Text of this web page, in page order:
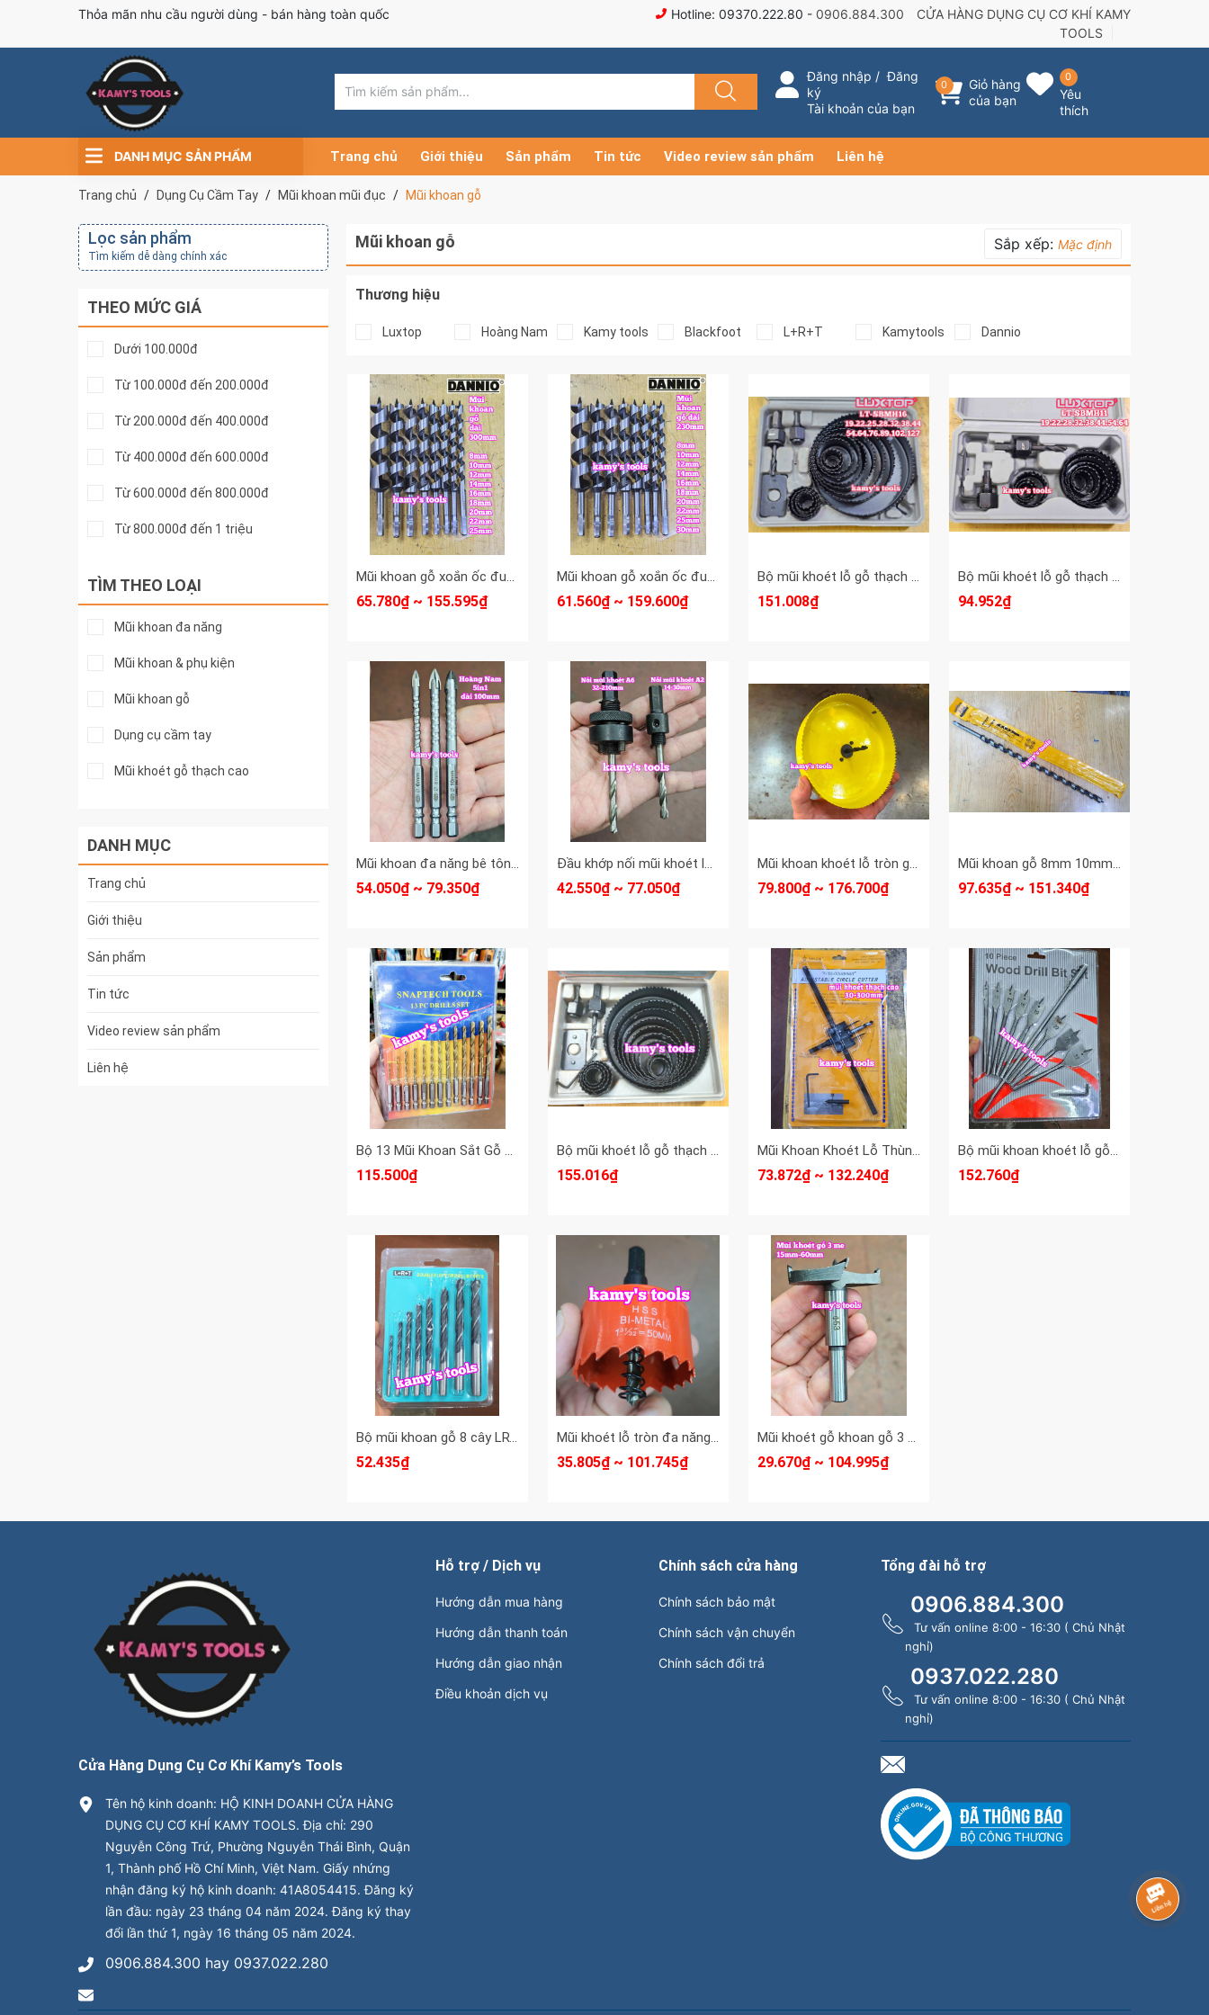
Thỏa mãn nhu cầu người dùng - bán hàng toàn quốc Hotline: 09370.222.80 - 0906.884.300
CỬA HÀNG DỤNG CỤ CƠ KHÍ KAMY
TOOLS
Đăng nhập /Đăng
ký
Tài khoản của bạn
0
Giỏ hàng
của bạn
0
Yêu
thích
DANH MỤC SẢN PHẨM Trang chủ Giới thiệu Sản phẩm Tin tức Video review sản phẩm Liên hệ
Trang chủ Dụng Cụ Cầm Tay Mũi khoan mũi đục Mũi khoan gỗ
Lọc sản phẩm
Tìm kiếm dễ dàng chính xác
THEO MỨC GIÁ
Dưới 100.000đ
Từ 100.000đ đến 200.000đ
Từ 200.000đ đến 400.000đ
Từ 400.000đ đến 600.000đ
Từ 600.000đ đến 800.000đ
Từ 800.000đ đến 1 triệu
Trên 2 triệu
TÌM THEO LOẠI
Mũi khoan đa năng
Mũi khoan & phụ kiện
Mũi khoan gỗ
Dụng cụ cầm tay
Mũi khoét gỗ thạch cao
DANH MỤC
Trang chủ
Giới thiệu
Sản phẩm
Tin tức
Video review sản phẩm
Liên hệ
Mũi khoan gỗ Sắp xếp: Mặc định
Thương hiệu
Luxtop Hoàng Nam Kamy tools Blackfoot L+R+T Kamytools Dannio
Mũi khoan gỗ xoắn ốc đuôi lục giác 8mm 10mm 12mm 14mm 16mm 18mm 20mm 22mm 25mm dài 300mm Dannio
65.780₫ ~ 155.595₫
Mũi khoan gỗ xoắn ốc đuôi lục giác 8mm 10mm 12mm 14mm 16mm 18mm 20mm 22mm 25mm 30mm dài 230mm Dannio
61.560₫ ~ 159.600₫
Bộ mũi khoét lỗ gỗ thạch cao 16 chi tiết LT-SBMH16 Luxtop 19-127mm
151.008₫
Bộ mũi khoét lỗ gỗ thạch cao 11 chi tiết LT-SBMH11 Luxtop 19mm 22mm 28mm 32mm 38mm 44mm 54mm 64mm
94.952₫
Mũi khoan đa năng bê tông sắt thép inox gỗ đá hoa cương dài 100mm Hoàng Nam 6mm 8mm 10mm
54.050₫ ~ 79.350₫
Đầu khớp nối mũi khoét lỗ Dannio A2 dùng cho 14-30mm và A6 dùng cho 32-210mm Dannio
42.550₫ ~ 77.050₫
Mũi khoan khoét lỗ tròn gỗ thạch cao 127mm 152mm 160mm 168mm 170mm 180mm 190mm 200mm 210mm 220mm
79.800₫ ~ 176.700₫
Mũi khoan gỗ 8mm 10mm 12mm 14mm 16mm 18mm dài 460mm Dannio
97.635₫ ~ 151.340₫
Bộ 13 Mũi Khoan Sắt Gỗ Nhựa Đuôi Lục Giác Thép Chuẩn HSS 1.5mm-6.5mm
115.500₫
Bộ mũi khoét lỗ gỗ thạch cao 16 chi tiết hiệu Oni
155.016₫
Mũi Khoan Khoét Lỗ Thùng Loa, Lỗ Đèn Thạch Cao Âm Trần 120mm 200mm 300mm (Bộ Mũi Khoét Lỗ Gỗ Thạch Cao Trần)
73.872₫ ~ 132.240₫
Bộ mũi khoan khoét lỗ gỗ hình đuôi cá 10 chi tiết 6mm 10mm 13mm 16mm 19mm 22mm 25mm 32mm mũi khoét gỗ Dannio
152.760₫
Bộ mũi khoan gỗ 8 cây LRT 3mm-10mm
52.435₫
Mũi khoét lỗ tròn đa năng, mũi khoét sắt, mũi khoét gỗ HSS Bi Metal
35.805₫ ~ 101.745₫
Mũi khoét gỗ khoan gỗ 3 me 16mm 18mm 20mm 21mm 22mm 24mm 25mm 27mm 30mm 32mm 35mm 38mm 40mm 42mm 45mm 50mm 55mm 60mm Dannio
29.670₫ ~ 104.995₫
Cửa Hàng Dụng Cụ Cơ Khí Kamy’s Tools
Tên hộ kinh doanh: HỘ KINH DOANH CỬA HÀNG
DỤNG CỤ CƠ KHÍ KAMY TOOLS. Địa chỉ: 290
Nguyễn Công Trứ, Phường Nguyễn Thái Bình, Quận
1, Thành phố Hồ Chí Minh, Việt Nam. Giấy nhứng
nhận đăng ký hộ kinh doanh: 41A8054415. Đăng ký
lần đầu: ngày 23 tháng 04 năm 2024. Đăng ký thay
đổi lần thứ 1, ngày 16 tháng 05 năm 2024.
0906.884.300 hay 0937.022.280
Hỗ trợ / Dịch vụ
Hướng dẫn mua hàng
Hướng dẫn thanh toán
Hướng dẫn giao nhận
Điều khoản dịch vụ
Chính sách cửa hàng
Chính sách bảo mật
Chính sách vận chuyển
Chính sách đổi trả
Tổng đài hỗ trợ
0906.884.300
Tư vấn online 8:00 - 16:30 ( Chủ Nhật
nghỉ)
0937.022.280
Tư vấn online 8:00 - 16:30 ( Chủ Nhật
nghỉ)